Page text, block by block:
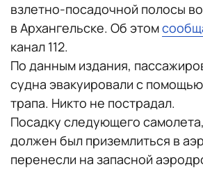
взлетно-посадочной полосы
в Архангельске. Об этом
канал 112.
По данным издания,
судна эвакуировали с
трапа. Никто не пострадал.
Посадку следующего
должен был приземлиться в
перенесли на запасной